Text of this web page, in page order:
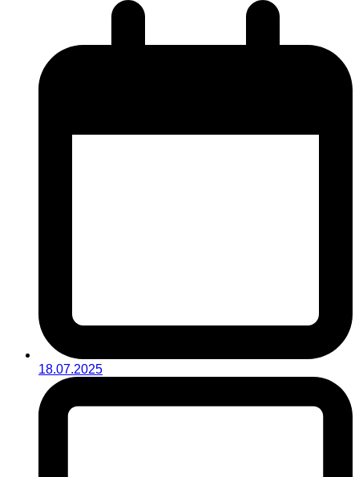
18.07.2025